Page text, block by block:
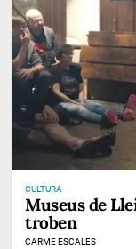
CULTURA
Museus de
troben
CARME ESCALES